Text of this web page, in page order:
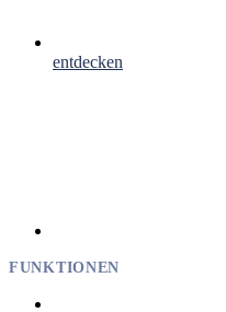
entdecken
FUNKTIONEN